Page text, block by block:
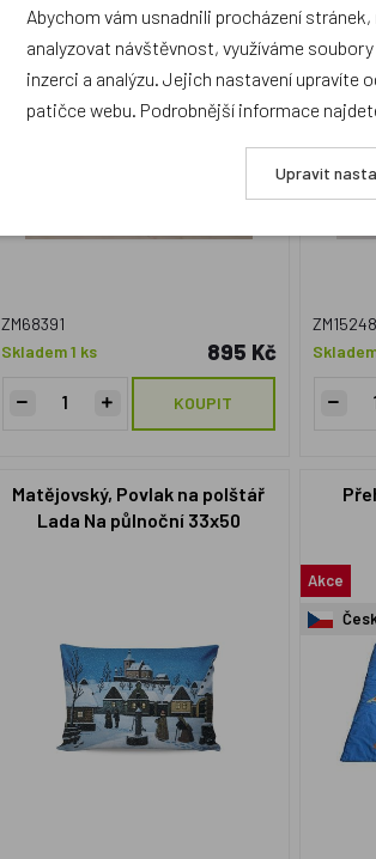
Český výrobek
ZM68391
Skladem 1 ks
895 Kč
KOUPIT
Matějovský, Povlak na polštář
Lada Na půlnoční 33x50
Akce
Abychom vám usnadnili procházení
analyzovat návštěvnost, využíváme
inzerci a analýzu. Jejich nastavení upravíte
patičce webu. Podrobnější informace
Upravit